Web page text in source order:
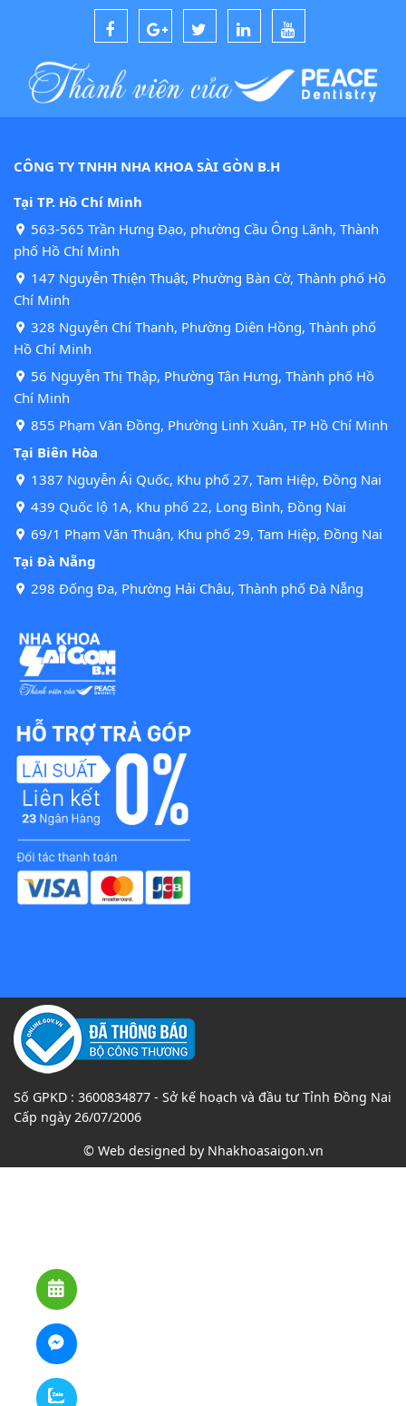
CÔNG TY TNHH NHA KHOA SÀI GÒN B.H
Tại TP. Hồ Chí Minh
563-565 Trần Hưng Đạo, phường Cầu Ông Lãnh, Thành
phố Hồ Chí Minh
147 Nguyễn Thiện Thuật, Phường Bàn Cờ, Thành phố Hồ
Chí Minh
328 Nguyễn Chí Thanh, Phường Diên Hồng, Thành phố
Hồ Chí Minh
56 Nguyễn Thị Thập, Phường Tân Hưng, Thành phố Hồ
Chí Minh
855 Phạm Văn Đồng, Phường Linh Xuân, TP Hồ Chí Minh
Tại Biên Hòa
1387 Nguyễn Ái Quốc, Khu phố 27, Tam Hiệp, Đồng Nai
439 Quốc lộ 1A, Khu phố 22, Long Bình, Đồng Nai
69/1 Phạm Văn Thuận, Khu phố 29, Tam Hiệp, Đồng Nai
Tại Đà Nẵng
298 Đống Đa, Phường Hải Châu, Thành phố Đà Nẵng
Số GPKD : 3600834877 - Sở kế hoạch và đầu tư Tỉnh Đồng Nai
Cấp ngày 26/07/2006
© Web designed by Nhakhoasaigon.vn